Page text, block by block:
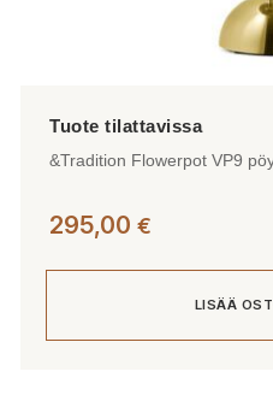
&Tradition Flowerpot VP9
295,00 €
LISÄÄ